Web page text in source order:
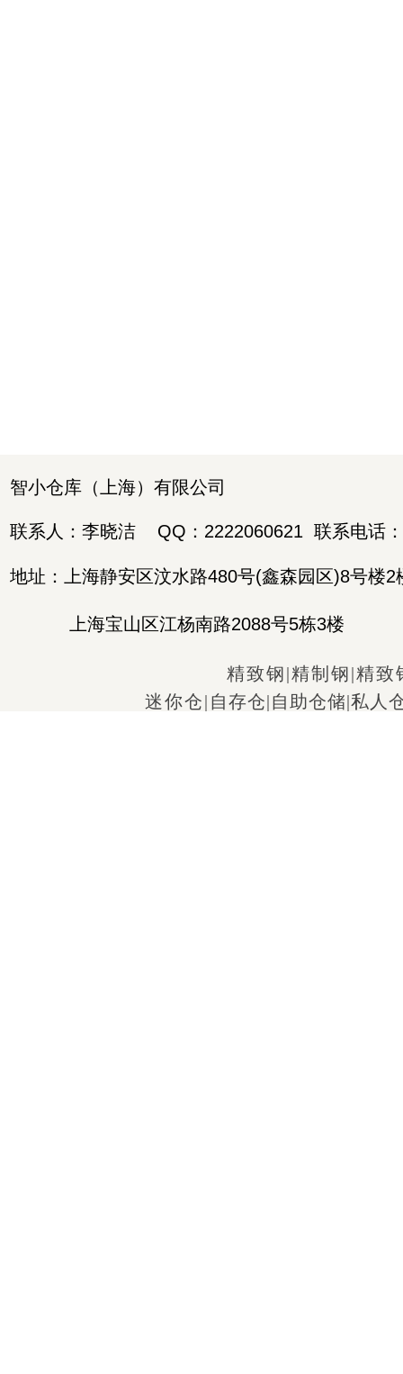
精致钢|精制钢|精致
迷你仓| 自存仓|自助仓储|私人
智小仓库（上海）有限公司
联系人：李晓洁 QQ：2222060621 联系电话：
地址：上海静安区汶水路480号(鑫森园区)8号楼2
上海宝山区江杨南路2088号5栋3楼